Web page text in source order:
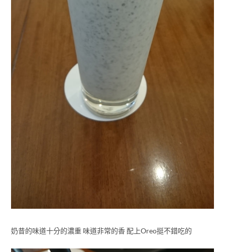
奶昔的味道十分的濃重 味道非常的香 配上Oreo挺不錯吃的